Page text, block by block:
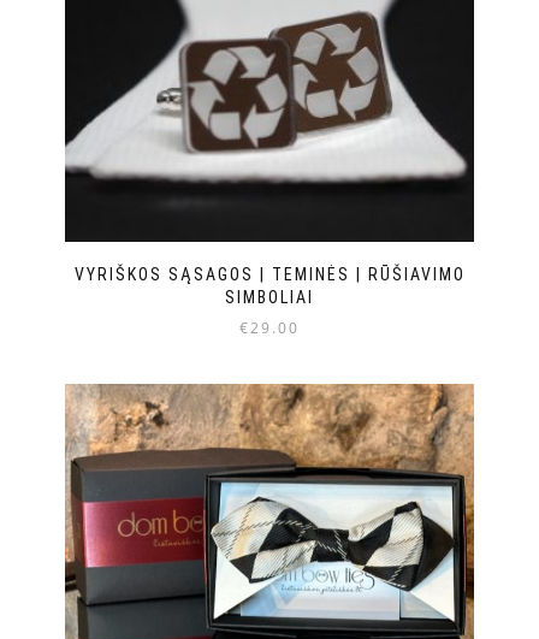
VYRIŠKOS SĄSAGOS | TEMINĖS | RŪŠIAVIMO
SIMBOLIAI
€29.00